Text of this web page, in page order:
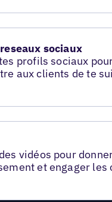
sociaux
profils sociaux
aux clients de te
vidéos pour
et engager les